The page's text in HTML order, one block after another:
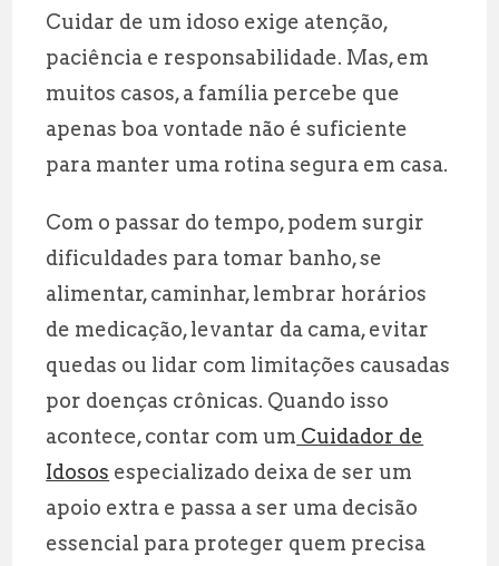
ai
l
at
s
A
p
p
e
g
r
a
m
a
r
e
Cuidar de um idoso exige atenção,
paciência e responsabilidade. Mas, em
muitos casos, a família percebe que
apenas boa vontade não é suficiente
para manter uma rotina segura em casa.
Com o passar do tempo, podem surgir
dificuldades para tomar banho, se
alimentar, caminhar, lembrar horários
de medicação, levantar da cama, evitar
quedas ou lidar com limitações causadas
por doenças crônicas. Quando isso
acontece, contar com um Cuidador de
Idosos especializado deixa de ser um
apoio extra e passa a ser uma decisão
essencial para proteger quem precisa